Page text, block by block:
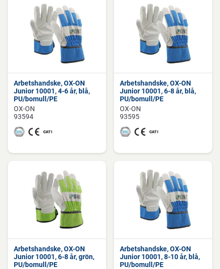
Arbetshandske, OX-ON
Junior 10001, 4-6 år, blå,
PU/bomull/PE
OX-ON
93594
Arbetshandske, OX-ON
Junior 10001, 6-8 år, blå,
PU/bomull/PE
OX-ON
93595
Arbetshandske, OX-ON
Junior 10001, 6-8 år, grön,
PU/bomull/PE
Arbetshandske, OX-ON
Junior 10001, 8-10 år, blå,
PU/bomull/PE